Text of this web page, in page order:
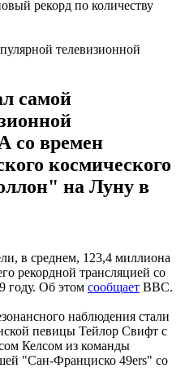
телевизионной
самой
со времен
космического
на Луну в
в среднем, 123,4 миллиона
рекордной трансляцией со
году. Об этом сообщает BBC.
наблюдения стали
певицы Тейлор Свифт с
Келсом из команды
"Сан-Франциско 49ers" со